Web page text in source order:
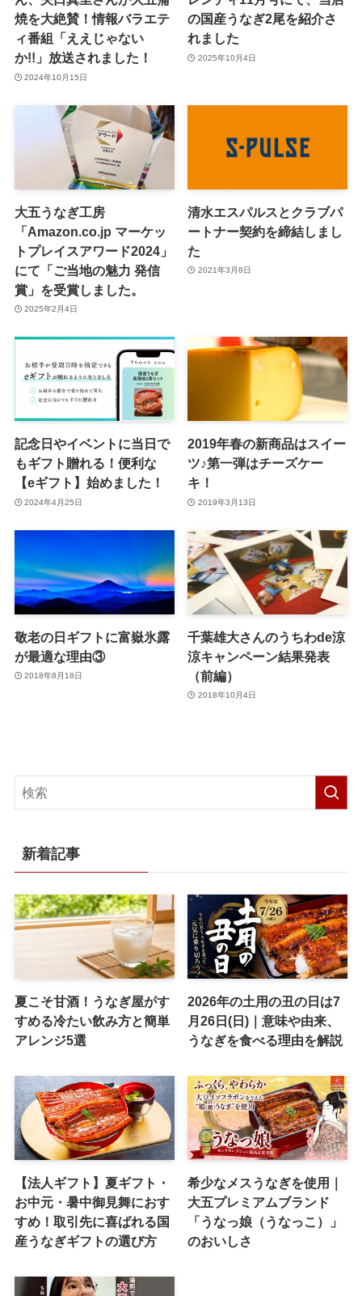
焼を大絶賛！情報バラエテ
ィ番組「ええじゃない
か!!」放送されました！
2024年10月15日
の国産うなぎ2尾を紹介さ
れました
2025年10月4日
大五うなぎ工房
「Amazon.co.jp マーケッ
トプレイスアワード2024」
にて「ご当地の魅力 発信
賞」を受賞しました。
2025年2月4日
清水エスパルスとクラブパ
ートナー契約を締結しまし
た
2021年3月8日
記念日やイベントに当日で
もギフト贈れる！便利な
【eギフト】始めました！
2024年4月25日
2019年春の新商品はスイー
ツ♪第一弾はチーズケー
キ！
2019年3月13日
敬老の日ギフトに富嶽氷露
が最適な理由③
2018年8月18日
千葉雄大さんのうちわde涼
涼キャンペーン結果発表
（前編）
2018年10月4日
新着記事
夏こそ甘酒！うなぎ屋がす
すめる冷たい飲み方と簡単
アレンジ5選
2026年の土用の丑の日は7
月26日(日)｜意味や由来、
うなぎを食べる理由を解説
【法人ギフト】夏ギフト・
お中元・暑中御見舞におす
すめ！取引先に喜ばれる国
産うなぎギフトの選び方
希少なメスうなぎを使用｜
大五プレミアムブランド
「うなっ娘（うなっこ）」
のおいしさ